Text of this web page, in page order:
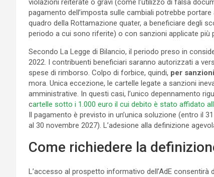
violazioni reiterate o gravi (come l’utilizzo di falsa
pagamento dell’imposta sulle cambiali potrebbe
quadro della Rottamazione quater, a beneficiare degli
periodo a cui sono riferite) o con sanzioni applicate più
Secondo La Legge di Bilancio, il periodo preso in
2022. I contribuenti beneficiari saranno autorizzati a
spese di rimborso. Colpo di forbice, quindi, per
mora. Unica eccezione, le cartelle legate a sanzioni
amministrative. In questi casi, l’unico depennamento
cartelle sotto i 1.000 euro il cui debito è stato affidato
Il pagamento è previsto in un’unica soluzione (entro il
al 30 novembre 2027). L’adesione alla definizione
Come richiedere la
L’accesso al prospetto informativo dell’AdE